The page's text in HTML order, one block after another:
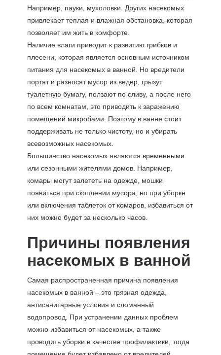
Например, пауки, мухоловки. Других насекомых
привлекает теплая и влажная обстановка, которая
позволяет им жить в комфорте.
Наличие влаги приводит к развитию грибков и
плесени, которая является основным источником
питания для насекомых в ванной. Но вредители
портят и разносят мусор из ведер, грызут
туалетную бумагу, ползают по сливу, а после него
по всем комнатам, это приводить к заражению
помещений микробами. Поэтому в ванне стоит
поддерживать не только чистоту, но и убирать
всевозможных насекомых.
Большинство насекомых являются временными
или сезонными жителями домов. Например,
комары могут залететь на одежде, мошки
появиться при скоплении мусора, но при уборке
или включения таблеток от комаров, избавиться от
них можно будет за несколько часов.
Причины появления
насекомых в ванной
Самая распространенная причина появления
насекомых в ванной – это грязная одежда,
антисанитарные условия и сломанный
водопровод. При устранении данных проблем
можно избавиться от насекомых, а также
проводить уборки в качестве профилактики, тогда